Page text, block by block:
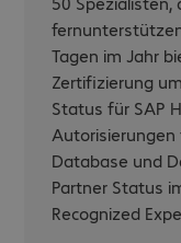
Tagen im Jahr
Zertifizierung
Status für SAP
Autorisierungen
Database und
Partner Status
Recognized